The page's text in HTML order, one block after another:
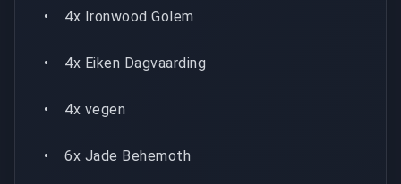
• 4x Ironwood Golem
• 4x Eiken Dagvaarding
• 4x vegen
• 6x Jade Behemoth